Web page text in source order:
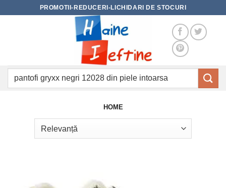
PROMOTII-REDUCERI-LICHIDARI DE STOCURI
HOME